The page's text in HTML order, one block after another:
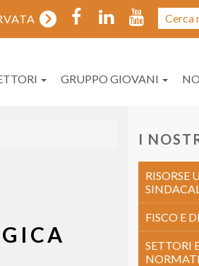
GRUPPO GIOVANI
I
RISORSE
FISCO E
SETTORI